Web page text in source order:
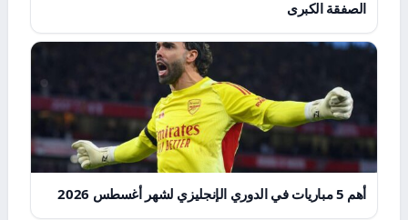
الصفقة الكبرى
أهم 5 مباريات في الدوري الإنجليزي لشهر أغسطس 2026